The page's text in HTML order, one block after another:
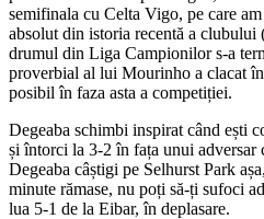
semifinala cu Celta Vigo, pe care
absolut din istoria recentă a clubului
drumul din Liga Campionilor s-a
proverbial al lui Mourinho a clacat
posibil în faza asta a competiției.
Degeaba schimbi inspirat când ești
și întorci la 3-2 în fața unui adversar
Degeaba câștigi pe Selhurst Park
minute rămase, nu poți să-ți sufoci
lua 5-1 de la Eibar, în deplasare.